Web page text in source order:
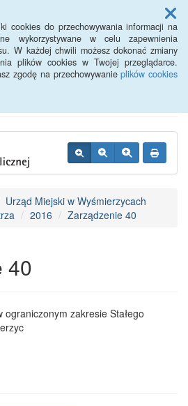
cookies do przechowywania informacji na
wykorzystywane w celu zapewnienia
W każdej chwili możesz dokonać zmiany
plików cookies w Twojej przeglądarce.
zgodę na przechowywanieplików cookies
Menu
Miejski
Urząd Miejski w Wyśmierzycach
2016 Zarządzenie 40
40
zakresie Stałego